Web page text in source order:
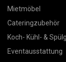
Mietmöbel
Cateringzubehör
Koch- Kühl- &
Eventausstattung